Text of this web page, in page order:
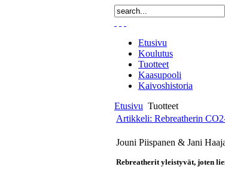
Etusivu
Koulutus
Tuotteet
Kaasupooli
Kaivoshistoria
Etusivu Tuotteet
Artikkeli: Rebreatherin
Jouni Piispanen & Jani
Rebreatherit yleistyvät, joten